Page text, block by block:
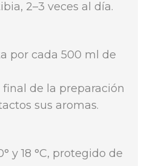
2–3 veces al día.
por cada 500 ml de
de la preparación
sus aromas.
y 18 °C, protegido de